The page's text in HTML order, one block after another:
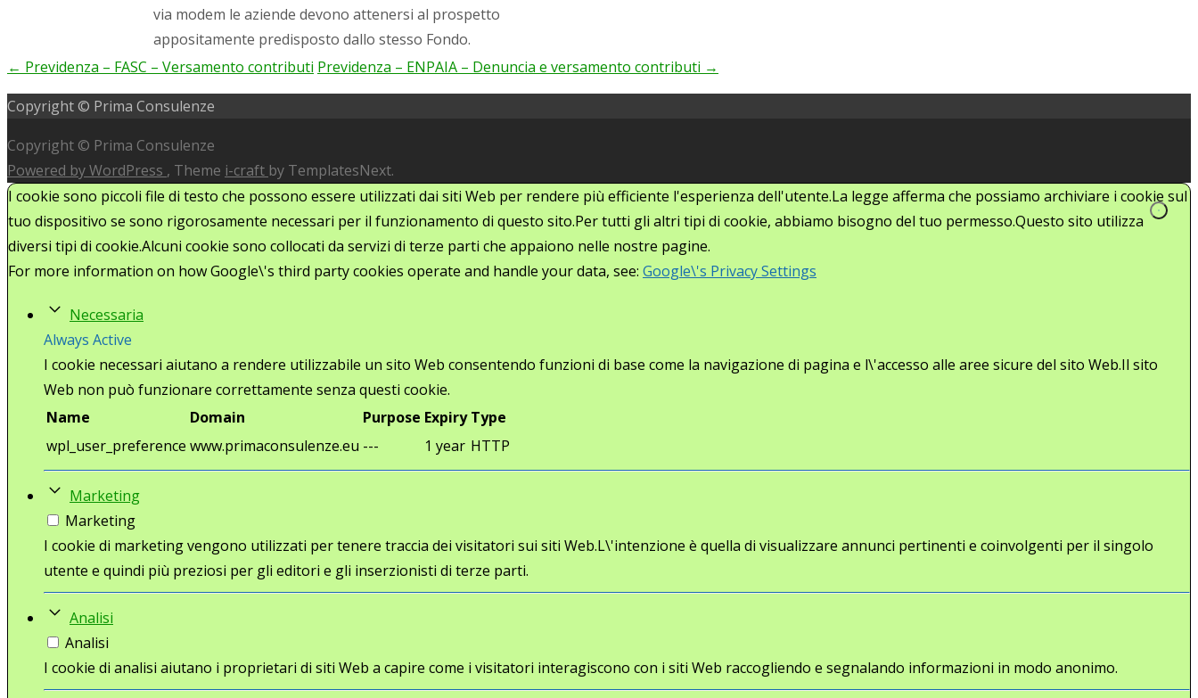
via modem le aziende devono attenersi al prospetto
appositamente predisposto dallo stesso Fondo.
Post
navigation
← Previdenza – FASC – Versamento contributi Previdenza – ENPAIA – Denuncia e versamento contributi →
Copyright © Prima Consulenze
Copyright © Prima Consulenze
Powered by WordPress , Theme i-craft by TemplatesNext.
I cookie sono piccoli file di testo che possono essere utilizzati dai siti Web per rendere più efficiente l'esperienza dell'utente.La legge afferma che possiamo archiviare i cookie sul
tuo dispositivo se sono rigorosamente necessari per il funzionamento di questo sito.Per tutti gli altri tipi di cookie, abbiamo bisogno del tuo permesso.Questo sito utilizza
diversi tipi di cookie.Alcuni cookie sono collocati da servizi di terze parti che appaiono nelle nostre pagine.
For more information on how Google\'s third party cookies operate and handle your data, see: Google\'s Privacy Settings
Necessaria
Always Active
I cookie necessari aiutano a rendere utilizzabile un sito Web consentendo funzioni di base come la navigazione di pagina e l\'accesso alle aree sicure del sito Web.Il sito
Web non può funzionare correttamente senza questi cookie.
Name
Domain Purpose Expiry Type
wpl_user_preference www.primaconsulenze.eu --- 1 year HTTP
Marketing
Marketing
I cookie di marketing vengono utilizzati per tenere traccia dei visitatori sui siti Web.L\'intenzione è quella di visualizzare annunci pertinenti e coinvolgenti per il singolo
utente e quindi più preziosi per gli editori e gli inserzionisti di terze parti.
Analisi
Analisi
I cookie di analisi aiutano i proprietari di siti Web a capire come i visitatori interagiscono con i siti Web raccogliendo e segnalando informazioni in modo anonimo.